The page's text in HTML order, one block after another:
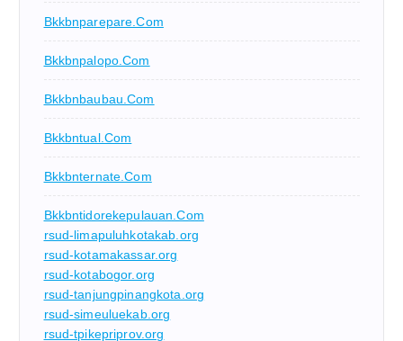
Bkkbnparepare.com
Bkkbnpalopo.com
Bkkbnbaubau.com
Bkkbntual.com
Bkkbnternate.com
Bkkbntidorekepulauan.com
rsud-limapuluhkotakab.org
rsud-kotamakassar.org
rsud-kotabogor.org
rsud-tanjungpinangkota.org
rsud-simeuluekab.org
rsud-tpikepriprov.org